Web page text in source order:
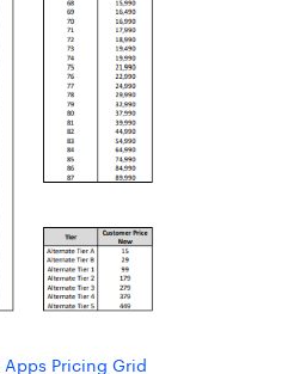
Apps Pricing Grid